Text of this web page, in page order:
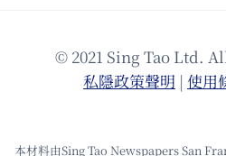
© 2021 Sing Tao Ltd.
私隱政策聲明 | 使⽤
本材料由Sing Tao Newspapers San